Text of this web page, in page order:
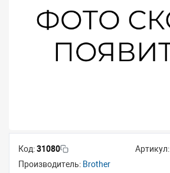
Код:31080 Артикул:
Производитель: Brother